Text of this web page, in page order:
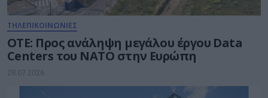
ΤΗΛΕΠΙΚΟΙΝΩΝΙΕΣ
ΟΤΕ: Προς ανάληψη μεγάλου έργου Data
Centers του ΝΑΤΟ στην Ευρώπη
28.07.2026